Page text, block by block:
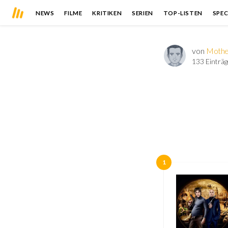
NEWS FILME KRITIKEN SERIEN TOP-LISTEN
von
133
1